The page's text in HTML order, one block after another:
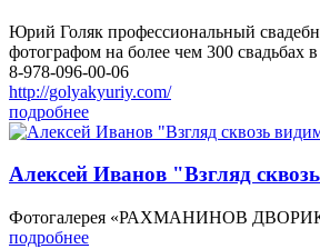
Юрий Голяк профессиональный
фотографом на более чем 300 свадьбах
8-978-096-00-06
http://golyakyuriy.com/
подробнее
Алексей Иванов "Взгляд
Фотогалерея «РАХМАНИНОВ ДВОРИК»
подробнее